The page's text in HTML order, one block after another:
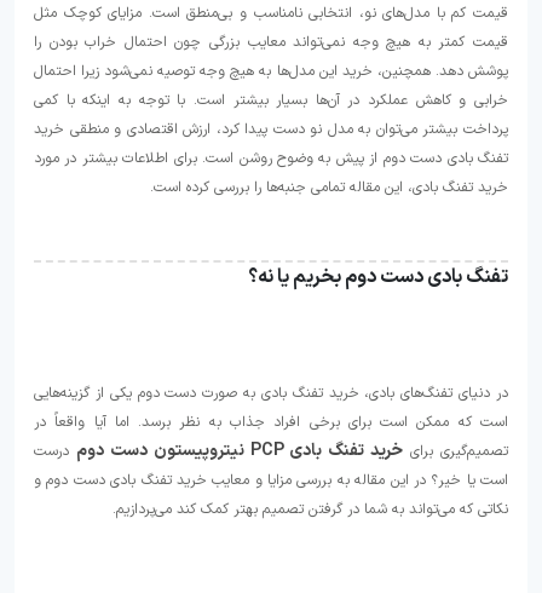
قیمت کم با مدل‌های نو، انتخابی نامناسب و بی‌منطق است. مزایای کوچک مثل
قیمت کمتر به هیچ وجه نمی‌تواند معایب بزرگی چون احتمال خراب بودن را
پوشش دهد. همچنین، خرید این مدل‌ها به هیچ وجه توصیه نمی‌شود زیرا احتمال
خرابی و کاهش عملکرد در آن‌ها بسیار بیشتر است. با توجه به اینکه با کمی
پرداخت بیشتر می‌توان به مدل نو دست پیدا کرد، ارزش اقتصادی و منطقی خرید
تفنگ بادی دست دوم از پیش به وضوح روشن است. برای اطلاعات بیشتر در مورد
خرید تفنگ بادی، این مقاله تمامی جنبه‌ها را بررسی کرده است.
تفنگ بادی دست دوم بخریم یا نه؟
در دنیای تفنگ‌های بادی، خرید تفنگ بادی به صورت دست دوم یکی از گزینه‌هایی
است که ممکن است برای برخی افراد جذاب به نظر برسد. اما آیا واقعاً در
تصمیم‌گیری برای خرید تفنگ بادی PCP نیتروپیستون دست دوم
درست
است یا خیر؟ در این مقاله به بررسی مزایا و معایب خرید تفنگ بادی دست دوم و
نکاتی که می‌تواند به شما در گرفتن تصمیم بهتر کمک کند می‌پردازیم.